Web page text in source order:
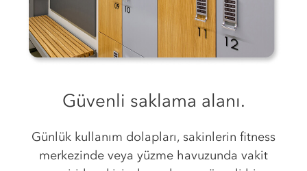
Güvenli saklama alanı.
Günlük kullanım dolapları, sakinlerin fitness
merkezinde veya yüzme havuzunda vakit